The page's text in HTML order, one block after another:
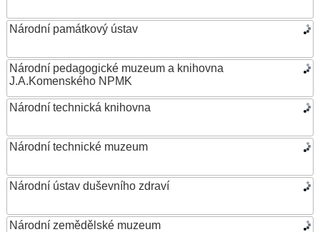
Národní památkový ústav
Národní pedagogické muzeum a knihovna
J.A.Komenského NPMK
Národní technická knihovna
Národní technické muzeum
Národní ústav duševního zdraví
Národní zemědělské muzeum